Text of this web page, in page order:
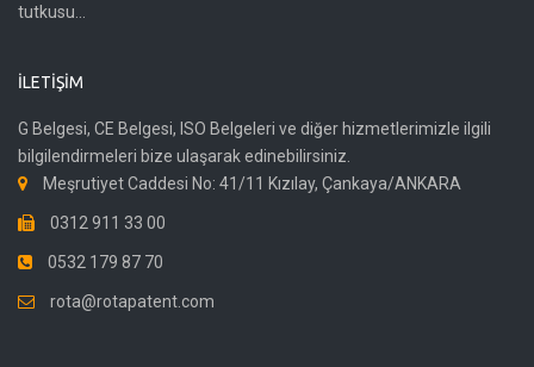
tutkusu...
İLETIŞIM
G Belgesi, CE Belgesi, ISO Belgeleri ve diğer hizmetlerimizle ilgili
bilgilendirmeleri bize ulaşarak edinebilirsiniz.
Meşrutiyet Caddesi No: 41/11 Kızılay, Çankaya/ANKARA
0312 911 33 00
0532 179 87 70
rota@rotapatent.com